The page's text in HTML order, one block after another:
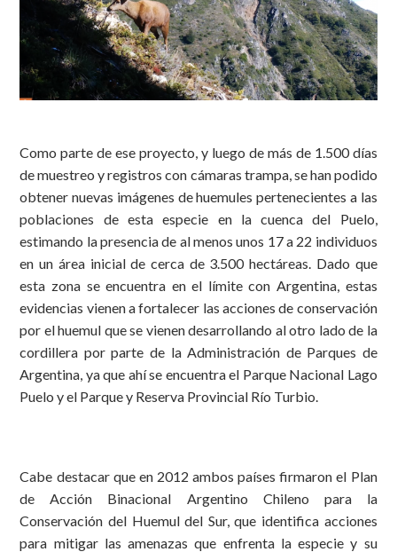
Como parte de ese proyecto, y luego de más de 1.500 días
de muestreo y registros con cámaras trampa, se han podido
obtener nuevas imágenes de huemules pertenecientes a las
poblaciones de esta especie en la cuenca del Puelo,
estimando la presencia de al menos unos 17 a 22 individuos
en un área inicial de cerca de 3.500 hectáreas. Dado que
esta zona se encuentra en el límite con Argentina, estas
evidencias vienen a fortalecer las acciones de conservación
por el huemul que se vienen desarrollando al otro lado de la
cordillera por parte de la Administración de Parques de
Argentina, ya que ahí se encuentra el Parque Nacional Lago
Puelo y el Parque y Reserva Provincial Río Turbio.
Cabe destacar que en 2012 ambos países firmaron el Plan
de Acción Binacional Argentino Chileno para la
Conservación del Huemul del Sur, que identifica acciones
para mitigar las amenazas que enfrenta la especie y su